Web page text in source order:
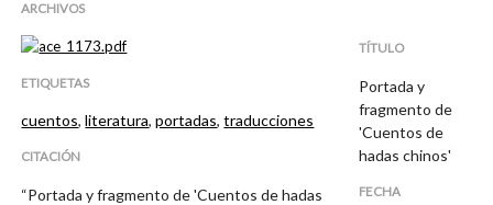
ARCHIVOS
ETIQUETAS
cuentos,literatura,portadas,traducciones
CITACIÓN
“Portada y fragmento de 'Cuentos de hadas
TÍTULO
Portada y
fragmento de
'Cuentos de
hadas chinos'
FECHA